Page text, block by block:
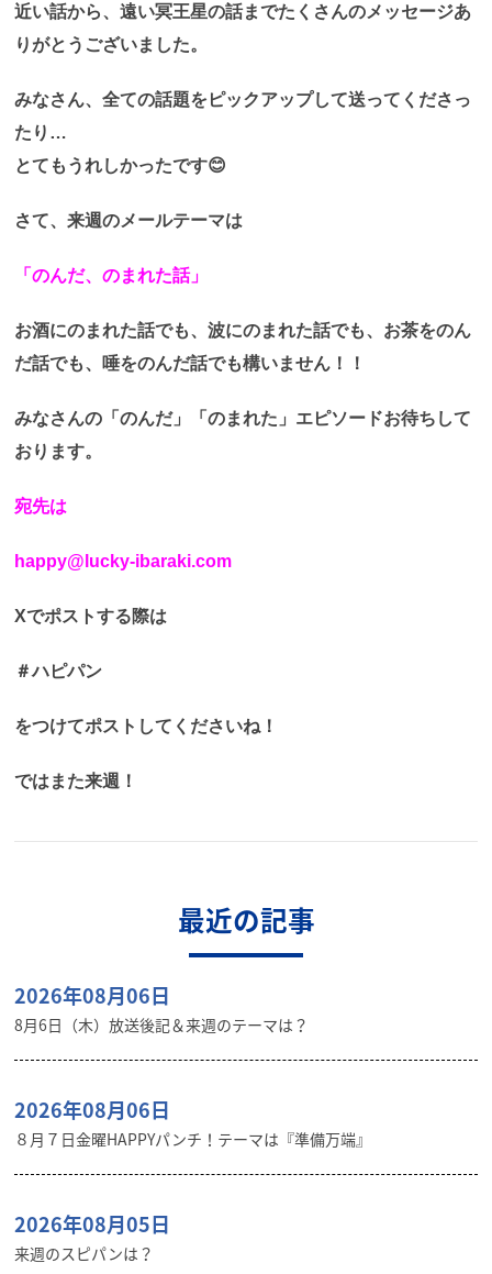
近い話から、遠い冥王星の話までたくさんのメッセージあ
りがとうございました。
みなさん、全ての話題をピックアップして送ってくださっ
たり…
とてもうれしかったです😊
さて、来週のメールテーマは
「のんだ、のまれた話」
お酒にのまれた話でも、波にのまれた話でも、お茶をのん
だ話でも、唾をのんだ話でも構いません！！
みなさんの「のんだ」「のまれた」エピソードお待ちして
おります。
宛先は
happy@lucky-ibaraki.com
Xでポストする際は
＃ハピパン
をつけてポストしてくださいね！
ではまた来週！
最近の記事
2026年08月06日
8月6日（木）放送後記＆来週のテーマは？
2026年08月06日
８月７日金曜HAPPYパンチ！テーマは『準備万端』
2026年08月05日
来週のスピパンは？